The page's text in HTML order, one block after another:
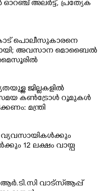
ഓറഞ്ച് അലർട്ട്, പ്രത്യേക
പൊലീസുകാരനെ
അവസാന മൊബൈൽ
ജില്ലകളിൽ
കൺട്രോൾ റൂമുകൾ
മന്ത്രി
വ്യവസായികൾക്കും
12 ലക്ഷം വായ്പ
വാട്സ്ആപ്പ്